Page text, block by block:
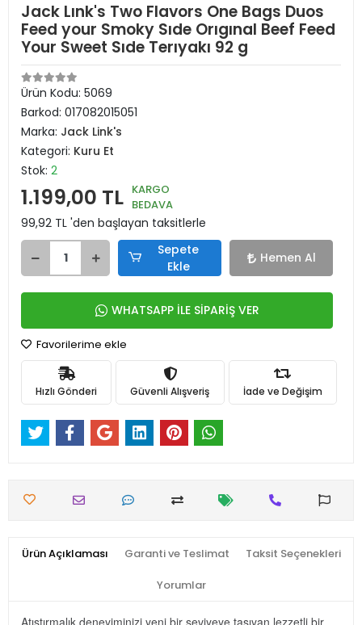
Jack Lınk's Two Flavors One Bags Duos
Feed your Smoky Sıde Orıgınal Beef Feed
Your Sweet Sıde Terıyakı 92 g
Ürün Kodu: 5069
Barkod: 017082015051
Marka: Jack Link's
Kategori: Kuru Et
Stok: 2
1.199,00 TL KARGO
BEDAVA
99,92 TL 'den başlayan taksitlerle
Sepete
Ekle
Hemen Al
WHATSAPP İLE SİPARİŞ VER
Favorilerime ekle
Hızlı Gönderi Güvenli Alışveriş İade ve Değişim
Ürün Açıklaması Garanti ve Teslimat Taksit Seçenekleri
Yorumlar